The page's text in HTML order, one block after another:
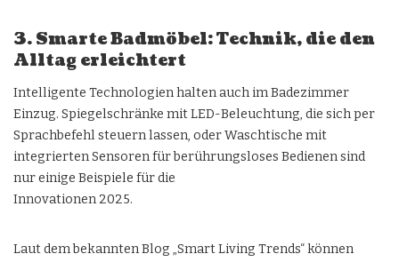
3. Smarte Badmöbel: Technik, die den
Alltag erleichtert
Intelligente Technologien halten auch im Badezimmer
Einzug. Spiegelschränke mit LED-Beleuchtung, die sich per
Sprachbefehl steuern lassen, oder Waschtische mit
integrierten Sensoren für berührungsloses Bedienen sind
nur einige Beispiele für die
Innovationen 2025.
Laut dem bekannten Blog „Smart Living Trends“ können